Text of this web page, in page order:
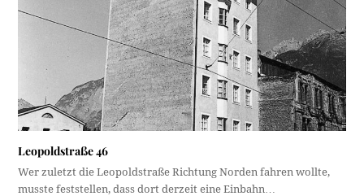
Leopoldstraße 46
Wer zuletzt die Leopoldstraße Richtung Norden fahren wollte,
musste feststellen, dass dort derzeit eine Einbahn…